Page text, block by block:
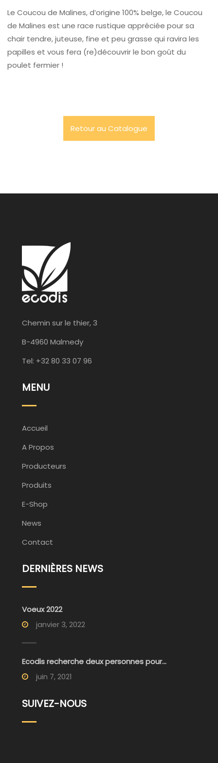
Le Coucou de Malines, d’origine 100% belge, le Coucou
de Malines est une race rustique appréciée pour sa
chair tendre, juteuse, fine et peu grasse qui ravira les
papilles et vous fera (re)découvrir le bon goût du
poulet fermier !
Retour au Catalogue
Chemin sur le thier, 3
B-4960 Malmedy
Tel: +32 80 33 07 96
MENU
Accueil
A Propos
Producteurs
Produits
E-Shop
News
Contact
DERNIÈRES NEWS
Voeux 2022
janvier 3, 2022
Ecodis recherche deux personnes pour...
juin 7, 2021
SUIVEZ-NOUS